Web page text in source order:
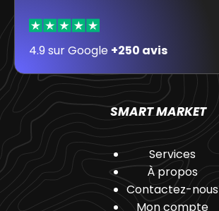
4.9 sur Google +250 avis
SMART MARKET
Services
À propos
Contactez-nous
Mon compte